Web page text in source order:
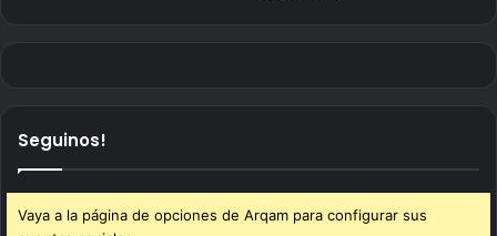
Seguinos!
Vaya a la página de opciones de Arqam para configurar sus